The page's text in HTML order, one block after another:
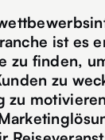
ist es
zu finden,
zu
zu